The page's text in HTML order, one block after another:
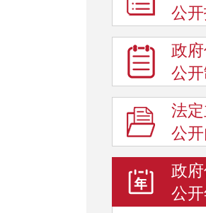
公
政
公
法
公
政
公